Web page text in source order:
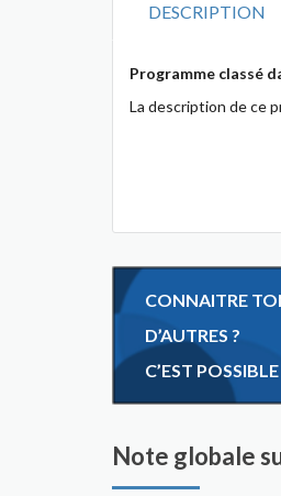
DESCRIPTION
Programme classé
La description de ce
CONNAITRE
D’AUTRES ?
C’EST
Note globale